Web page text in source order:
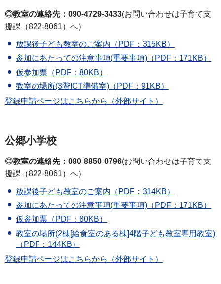
◎教室の連絡先：090-4729-3433(お問い合わせは子育て支
援課（822-8061）へ）
放課後子ども教室のご案内（PDF：315KB）
参加にあたっての注意事項(重要事項)（PDF：171KB）
仮参加票（PDF：80KB）
教室の場所(3階ICT準備室)（PDF：91KB）
登録申請ページはこちらから（外部サイト）
公郷小学校
◎教室の連絡先：080-8850-0796(お問い合わせは子育て支
援課（822-8061）へ）
放課後子ども教室のご案内（PDF：314KB）
参加にあたっての注意事項(重要事項)（PDF：171KB）
仮参加票（PDF：80KB）
教室の場所(2棟[給食室のある棟]4階子ども教室専用教室)
（PDF：144KB）
登録申請ページはこちらから（外部サイト）